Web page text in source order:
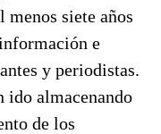
menos siete años
e
y periodistas.
ido almacenando
de los